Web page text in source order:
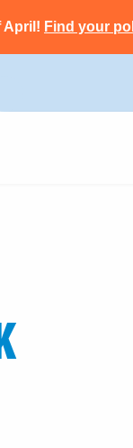
April! Find your